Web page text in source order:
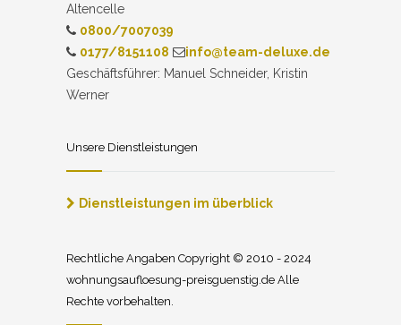
Altencelle
0800/7007039
0177/8151108
info@team-deluxe.de
Geschäftsführer: Manuel Schneider, Kristin
Werner
Unsere Dienstleistungen
Dienstleistungen im überblick
Rechtliche Angaben Copyright © 2010 - 2024
wohnungsaufloesung-preisguenstig.de Alle
Rechte vorbehalten.